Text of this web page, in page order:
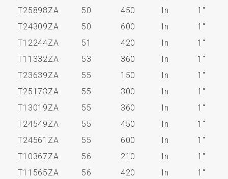
T25898ZA
50 450 In
1"
T24309ZA
50 600 In
1"
T12244ZA
51 420 In
1"
T11332ZA
53 360 In
1"
T23639ZA
55 150 In
1"
T25173ZA
55 300 In
1"
T13019ZA
55 360 In
1"
T24549ZA
55 450 In
1"
T24561ZA
55 600 In
1"
T10367ZA
56 210 In
1"
T11565ZA
56 420 In 1"